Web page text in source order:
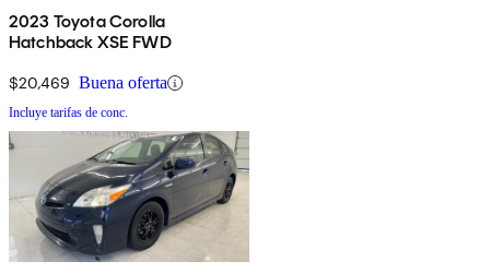
2023 Toyota Corolla
Hatchback XSE FWD
$20,469 Buena oferta
Incluye tarifas de conc.